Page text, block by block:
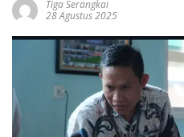
Tiga Serangkai
28 Agustus 2025